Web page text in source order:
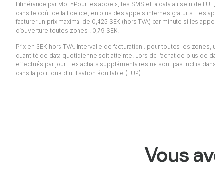
l’itinérance par Mo. *Pour les appels, les SMS et la data au sein de
dans le coût de la licence, en plus des appels internes gratuits. Les
facturer un prix maximal de 0,425 SEK (hors TVA) par minute si les
d’ouverture toutes zones : 0,79 SEK.
Prix en SEK hors TVA. Intervalle de facturation : pour toutes les
quantité de data quotidienne soit atteinte. Lors de l’achat de plus de
effectués par jour. Les achats supplémentaires ne sont pas inclus
dans la politique d’utilisation équitable (FUP).
Vous